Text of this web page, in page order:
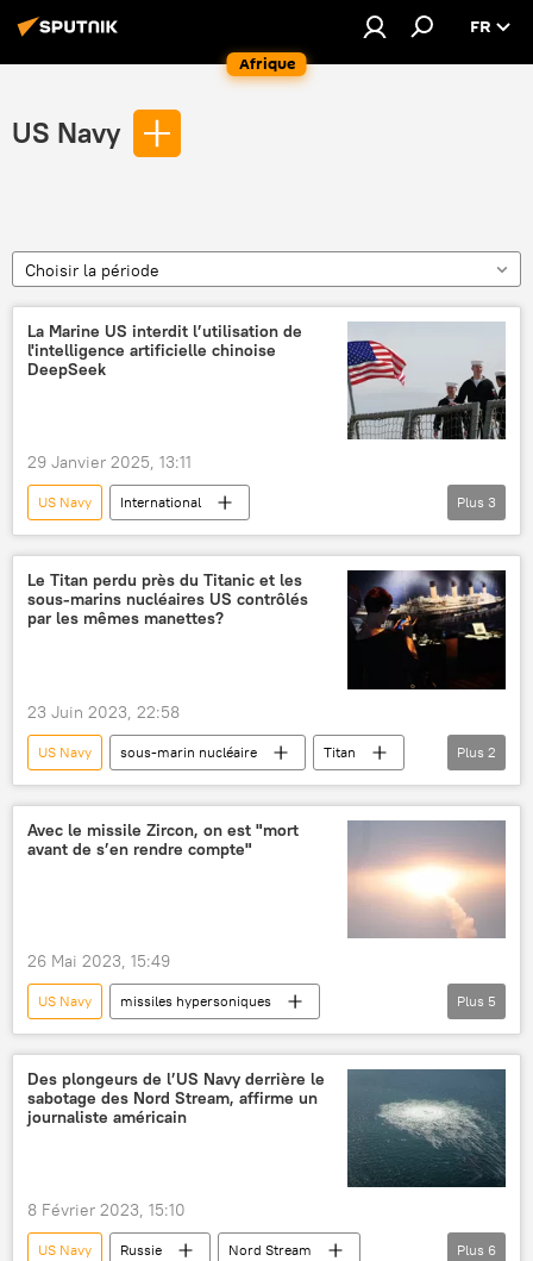
Afrique
FR
US Navy
Choisir la période
La Marine US interdit l’utilisation de
l'intelligence artificielle chinoise
DeepSeek
29 Janvier 2025, 13:11
US Navy
International
intelligence artificielle
Chine
technologies
Plus 3
Le Titan perdu près du Titanic et les
sous-marins nucléaires US contrôlés
par les mêmes manettes?
23 Juin 2023, 22:58
US Navy sous-marin nucléaire
Titan
Titanic (paquebot)
manette de jeu
Plus 2
Avec le missile Zircon, on est "mort
avant de s’en rendre compte"
26 Mai 2023, 15:49
US Navy
missiles hypersoniques
Kinjal (missile air-air hypersonique)
Tsirkon (missile)
défense antiaérienne
International
armes hypersoniques
Plus 5
Des plongeurs de l’US Navy derrière le
sabotage des Nord Stream, affirme un
journaliste américain
8 Février 2023, 15:10
US Navy Russie
Nord Stream
Plus 6